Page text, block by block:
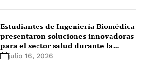
Estudiantes de Ingeniería Biomédica
presentaron soluciones innovadoras
para el sector salud durante la
EXPO+ Ingeniería Biomédica 2026-1
julio 16, 2026